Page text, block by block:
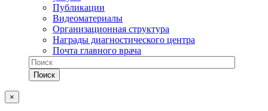
Публикации
Видеоматериалы
Организационная структура
Награды диагностического центра
Почта главного врача
×